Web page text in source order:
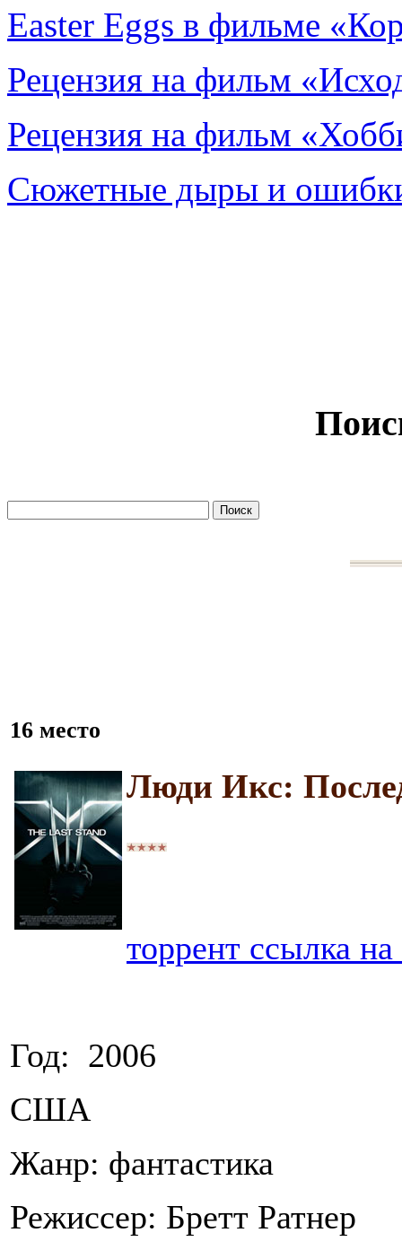
Easter Eggs в фильме
Рецензия на фильм
Рецензия на фильм
Сюжетные дыры и
16 место
Люди Икс:
торрент ссылка
Год: 2006
США
Жанр: фантастика
Режиссер: Бретт Ратнер